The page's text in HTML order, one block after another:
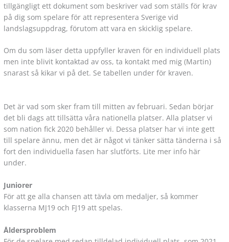
tillgängligt ett dokument som beskriver vad som ställs för krav
på dig som spelare för att representera Sverige vid
landslagsuppdrag, förutom att vara en skicklig spelare.
Om du som läser detta uppfyller kraven för en individuell plats
men inte blivit kontaktad av oss, ta kontakt med mig (Martin)
snarast så kikar vi på det. Se tabellen under för kraven.
Det är vad som sker fram till mitten av februari. Sedan börjar
det bli dags att tillsätta våra nationella platser. Alla platser vi
som nation fick 2020 behåller vi. Dessa platser har vi inte gett
till spelare ännu, men det är något vi tänker sätta tänderna i så
fort den individuella fasen har slutförts. Lite mer info här
under.
Juniorer
För att ge alla chansen att tävla om medaljer, så kommer
klasserna MJ19 och FJ19 att spelas.
Åldersproblem